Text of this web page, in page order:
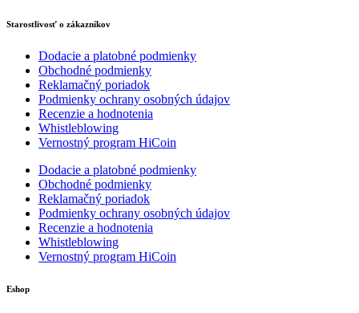
Starostlivosť o zákazníkov
Dodacie a platobné podmienky
Obchodné podmienky
Reklamačný poriadok
Podmienky ochrany osobných údajov
Recenzie a hodnotenia
Whistleblowing
Vernostný program HiCoin
Dodacie a platobné podmienky
Obchodné podmienky
Reklamačný poriadok
Podmienky ochrany osobných údajov
Recenzie a hodnotenia
Whistleblowing
Vernostný program HiCoin
Eshop